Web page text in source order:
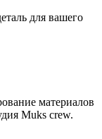
для вашего
материалов
Muks crew.